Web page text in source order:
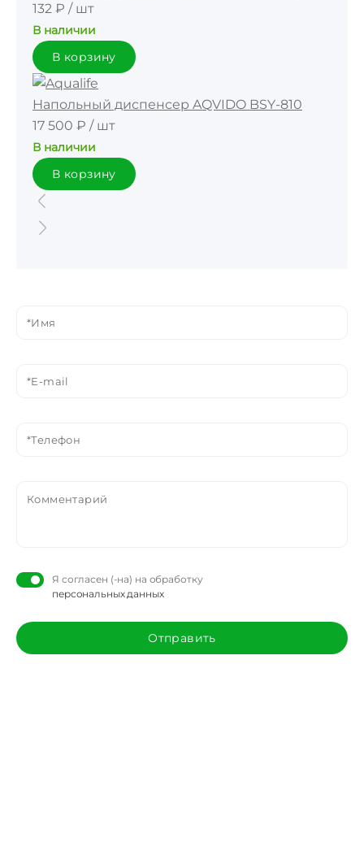
132 ₽ / шт
В наличии
В корзину
Напольный диспенсер AQVIDO BSY-810
17 500 ₽ / шт
В наличии
В корзину
Я согласен (-на) на обработку
персональных данных
Отправить